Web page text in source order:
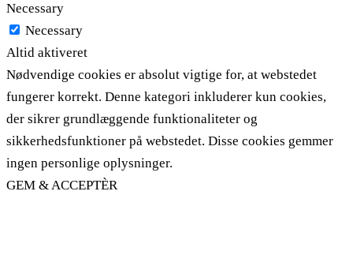
Necessary
Necessary
Altid aktiveret
Nødvendige cookies er absolut vigtige for, at webstedet
fungerer korrekt. Denne kategori inkluderer kun cookies,
der sikrer grundlæggende funktionaliteter og
sikkerhedsfunktioner på webstedet. Disse cookies gemmer
ingen personlige oplysninger.
GEM & ACCEPTÈR